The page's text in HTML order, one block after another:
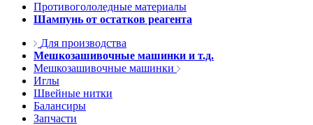
Противогололедные материалы
Шампунь от остатков реагента
Для производства
Мешкозашивочные машинки и т.д.
Мешкозашивочные машинки
Иглы
Швейные нитки
Балансиры
Запчасти